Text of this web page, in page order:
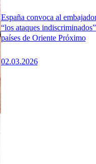
España convoca al
“los ataques
países de Oriente Próximo
02.03.2026